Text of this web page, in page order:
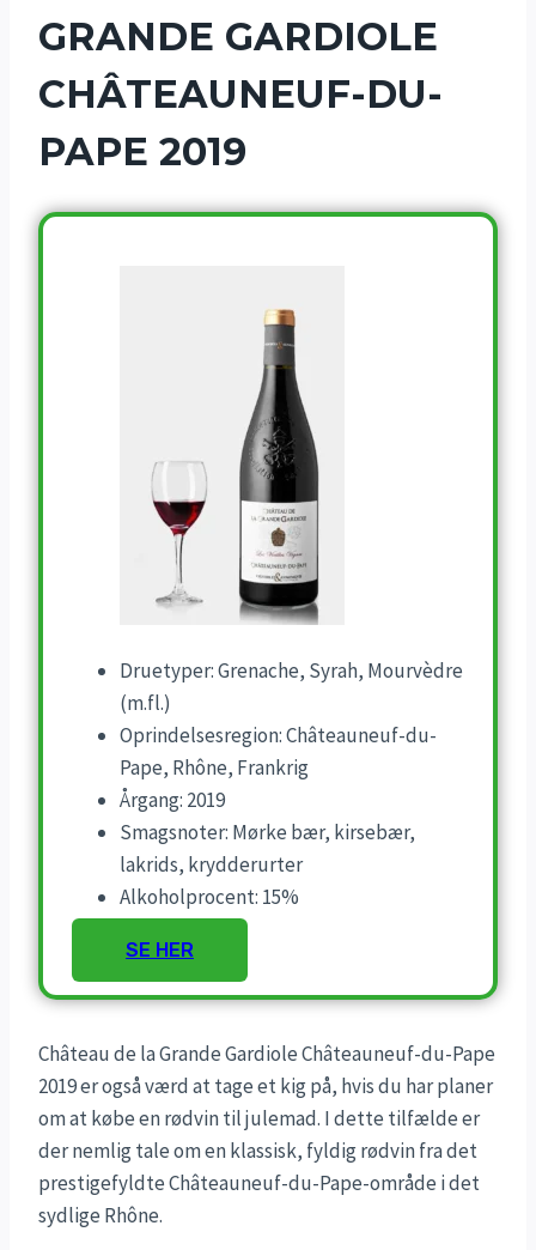
GRANDE GARDIOLE
CHÂTEAUNEUF-DU-
PAPE 2019
Druetyper: Grenache, Syrah, Mourvèdre
(m.fl.)
Oprindelsesregion: Châteauneuf-du-
Pape, Rhône, Frankrig
Årgang: 2019
Smagsnoter: Mørke bær, kirsebær,
lakrids, krydderurter
Alkoholprocent: 15%
SE HER
Château de la Grande Gardiole Châteauneuf-du-Pape
2019 er også værd at tage et kig på, hvis du har planer
om at købe en rødvin til julemad. I dette tilfælde er
der nemlig tale om en klassisk, fyldig rødvin fra det
prestigefyldte Châteauneuf-du-Pape-område i det
sydlige Rhône.